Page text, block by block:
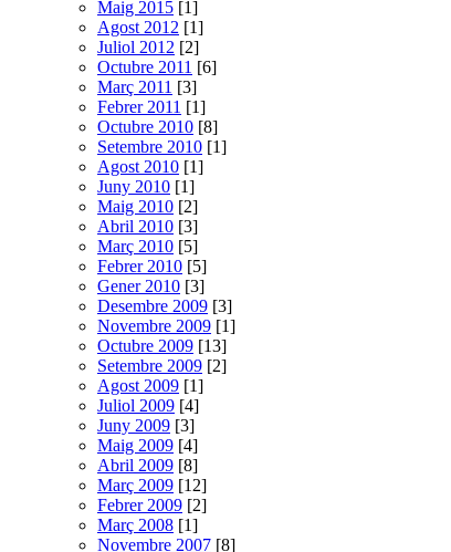
Maig 2015 [1]
Agost 2012 [1]
Juliol 2012 [2]
Octubre 2011 [6]
Març 2011 [3]
Febrer 2011 [1]
Octubre 2010 [8]
Setembre 2010 [1]
Agost 2010 [1]
Juny 2010 [1]
Maig 2010 [2]
Abril 2010 [3]
Març 2010 [5]
Febrer 2010 [5]
Gener 2010 [3]
Desembre 2009 [3]
Novembre 2009 [1]
Octubre 2009 [13]
Setembre 2009 [2]
Agost 2009 [1]
Juliol 2009 [4]
Juny 2009 [3]
Maig 2009 [4]
Abril 2009 [8]
Març 2009 [12]
Febrer 2009 [2]
Març 2008 [1]
Novembre 2007 [8]